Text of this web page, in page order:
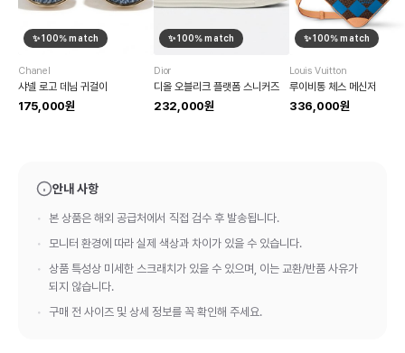
✨100% match
Chanel
샤넬 로고 데님 귀걸이
175,000원
✨100% match
Dior
디올 오블리크 플랫폼 스니커즈
232,000원
✨100% match
Louis Vuitton
루이비통 체스 메신저
336,000원
안내 사항
본 상품은 해외 공급처에서 직접 검수 후 발송됩니다.
모니터 환경에 따라 실제 색상과 차이가 있을 수 있습니다.
상품 특성상 미세한 스크래치가 있을 수 있으며, 이는 교환/반품 사유가
되지 않습니다.
구매 전 사이즈 및 상세 정보를 꼭 확인해 주세요.